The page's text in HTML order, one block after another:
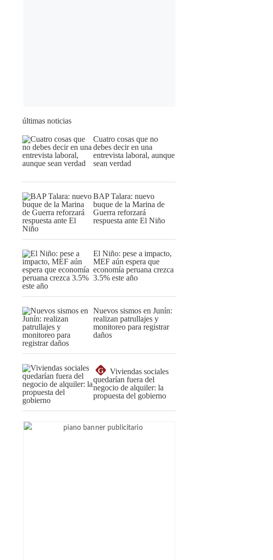
últimas noticias
Cuatro cosas que no
debes decir en una
entrevista laboral, aunque
sean verdad
BAP Talara: nuevo
buque de la Marina de
Guerra reforzará
respuesta ante El Niño
El Niño: pese a impacto,
MEF aún espera que
economía peruana crezca
3.5% este año
Nuevos sismos en Junín:
realizan patrullajes y
monitoreo para registrar
daños
G
Viviendas sociales
quedarían fuera del
negocio de alquiler: la
propuesta del gobierno